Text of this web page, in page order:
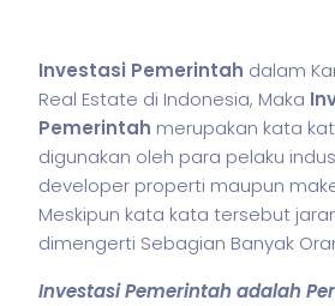
Investasi Pemerintah dalam
Real Estate di Indonesia, Maka
Pemerintah merupakan kata
digunakan oleh para pelaku
developer properti maupun
Meskipun kata kata tersebut
dimengerti Sebagian Banyak
Investasi Pemerintah adalah